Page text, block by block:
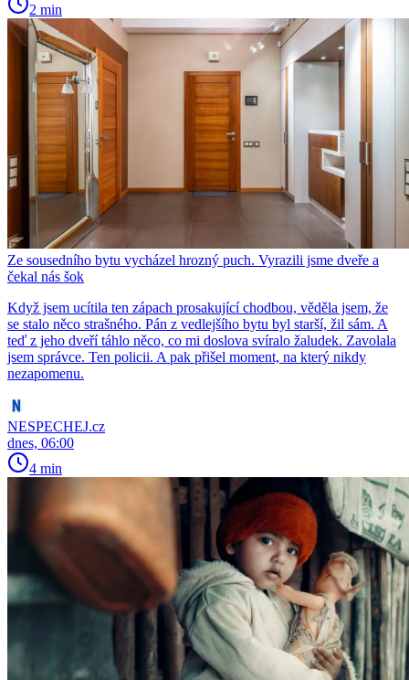
2 min
Ze sousedního bytu vycházel hrozný puch. Vyrazili jsme dveře a
čekal nás šok
Když jsem ucítila ten zápach prosakující chodbou, věděla jsem, že
se stalo něco strašného. Pán z vedlejšího bytu byl starší, žil sám. A
teď z jeho dveří táhlo něco, co mi doslova svíralo žaludek. Zavolala
jsem správce. Ten policii. A pak přišel moment, na který nikdy
nezapomenu.
NESPECHEJ.cz
dnes, 06:00
4 min